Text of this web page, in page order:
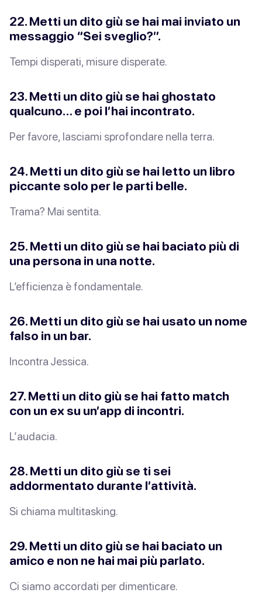
22. Metti un dito giù se hai mai inviato un
messaggio “Sei sveglio?”.
Tempi disperati, misure disperate.
23. Metti un dito giù se hai ghostato
qualcuno… e poi l’hai incontrato.
Per favore, lasciami sprofondare nella terra.
24. Metti un dito giù se hai letto un libro
piccante solo per le parti belle.
Trama? Mai sentita.
25. Metti un dito giù se hai baciato più di
una persona in una notte.
L’efficienza è fondamentale.
26. Metti un dito giù se hai usato un nome
falso in un bar.
Incontra Jessica.
27. Metti un dito giù se hai fatto match
con un ex su un’app di incontri.
L’audacia.
28. Metti un dito giù se ti sei
addormentato durante l’attività.
Si chiama multitasking.
29. Metti un dito giù se hai baciato un
amico e non ne hai mai più parlato.
Ci siamo accordati per dimenticare.